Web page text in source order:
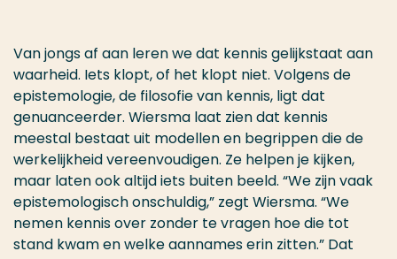
Van jongs af aan leren we dat kennis gelijkstaat aan
waarheid. Iets klopt, of het klopt niet. Volgens de
epistemologie, de filosofie van kennis, ligt dat
genuanceerder. Wiersma laat zien dat kennis
meestal bestaat uit modellen en begrippen die de
werkelijkheid vereenvoudigen. Ze helpen je kijken,
maar laten ook altijd iets buiten beeld. “We zijn vaak
epistemologisch onschuldig,” zegt Wiersma. “We
nemen kennis over zonder te vragen hoe die tot
stand kwam en welke aannames erin zitten.” Dat